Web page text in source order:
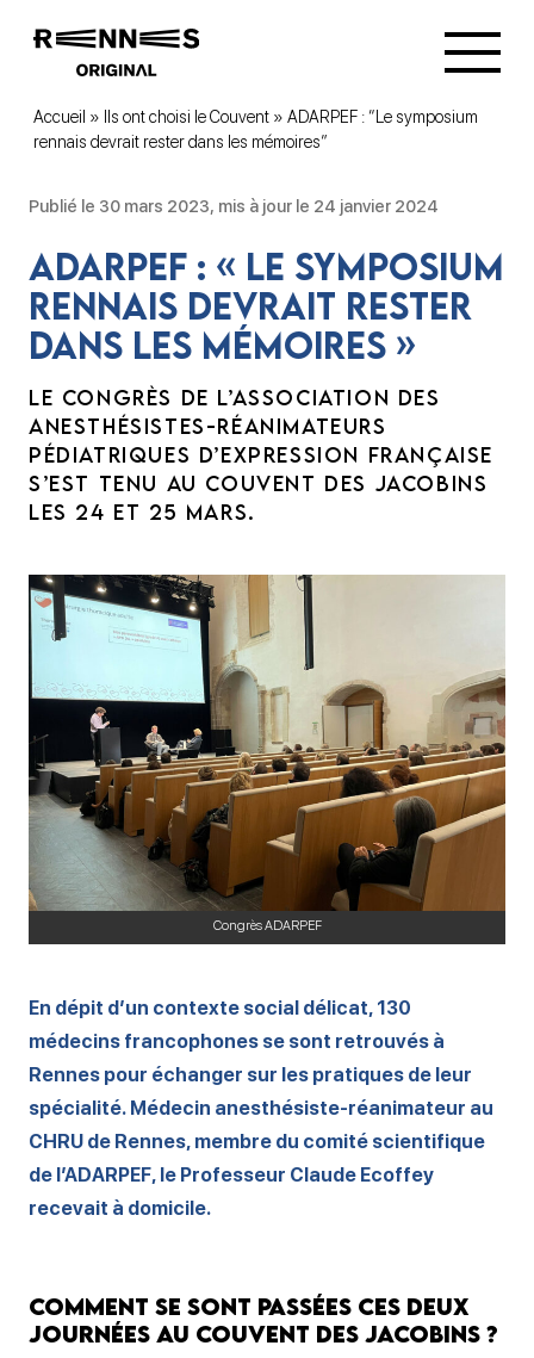
Accueil » Ils ont choisi le Couvent » ADARPEF : “Le symposium
rennais devrait rester dans les mémoires”
Publié le 30 mars 2023, mis à jour le 24 janvier 2024
ADARPEF : « Le symposium
rennais devrait rester
dans les mémoires »
LE CONGRÈS DE L’ASSOCIATION DES
ANESTHÉSISTES-RÉANIMATEURS
PÉDIATRIQUES D’EXPRESSION FRANÇAISE
S’EST TENU AU COUVENT DES JACOBINS
LES 24 ET 25 MARS.
Congrès ADARPEF
En dépit d’un contexte social délicat, 130
médecins francophones se sont retrouvés à
Rennes pour échanger sur les pratiques de leur
spécialité. Médecin anesthésiste-réanimateur au
CHRU de Rennes, membre du comité scientifique
de l’ADARPEF, le Professeur Claude Ecoffey
recevait à domicile.
Comment se sont passées ces deux
journées au Couvent des Jacobins ?